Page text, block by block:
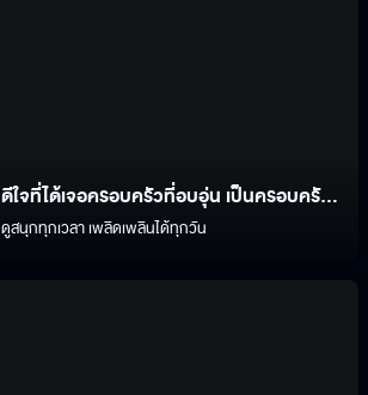
ดีใจที่ได้เจอครอบครัวที่อบอุ่น เป็นครอบครัว
ตัวอย่างเลย
ดูสนุกทุกเวลา เพลิดเพลินได้ทุกวัน